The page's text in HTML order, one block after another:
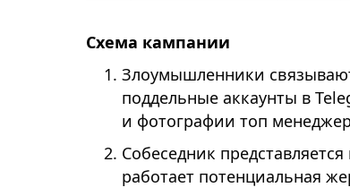
Схема кампании
Злоумышленники
поддельные аккаунты в
и фотографии топ
Собеседник
работает потенциальная